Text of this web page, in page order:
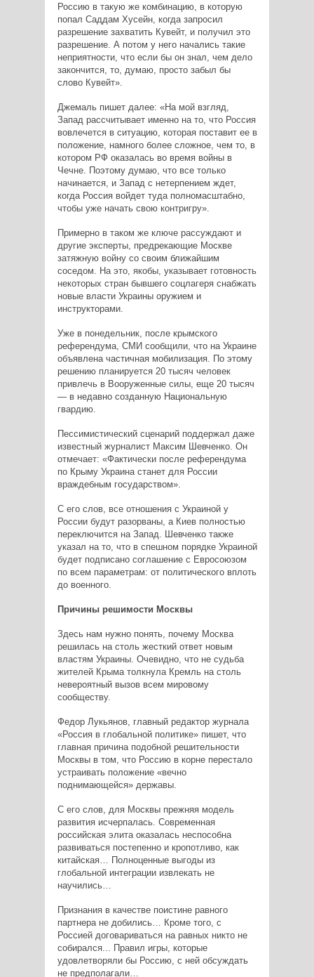
Россию в такую же комбинацию, в которую
попал Саддам Хусейн, когда запросил
разрешение захватить Кувейт, и получил это
разрешение. А потом у него начались такие
неприятности, что если бы он знал, чем дело
закончится, то, думаю, просто забыл бы
слово Кувейт».
Джемаль пишет далее: «На мой взгляд,
Запад рассчитывает именно на то, что Россия
вовлечется в ситуацию, которая поставит ее в
положение, намного более сложное, чем то, в
котором РФ оказалась во время войны в
Чечне. Поэтому думаю, что все только
начинается, и Запад с нетерпением ждет,
когда Россия войдет туда полномасштабно,
чтобы уже начать свою контригру».
Примерно в таком же ключе рассуждают и
другие эксперты, предрекающие Москве
затяжную войну со своим ближайшим
соседом. На это, якобы, указывает готовность
некоторых стран бывшего соцлагеря снабжать
новые власти Украины оружием и
инструкторами.
Уже в понедельник, после крымского
референдума, СМИ сообщили, что на Украине
объявлена частичная мобилизация. По этому
решению планируется 20 тысяч человек
привлечь в Вооруженные силы, еще 20 тысяч
— в недавно созданную Национальную
гвардию.
Пессимистический сценарий поддержал даже
известный журналист Максим Шевченко. Он
отмечает: «Фактически после референдума
по Крыму Украина станет для России
враждебным государством».
С его слов, все отношения с Украиной у
России будут разорваны, а Киев полностью
переключится на Запад. Шевченко также
указал на то, что в спешном порядке Украиной
будет подписано соглашение с Евросоюзом
по всем параметрам: от политического вплоть
до военного.
Причины решимости Москвы
Здесь нам нужно понять, почему Москва
решилась на столь жесткий ответ новым
властям Украины. Очевидно, что не судьба
жителей Крыма толкнула Кремль на столь
невероятный вызов всем мировому
сообществу.
Федор Лукьянов, главный редактор журнала
«Россия в глобальной политике» пишет, что
главная причина подобной решительности
Москвы в том, что Россию в корне перестало
устраивать положение «вечно
поднимающейся» державы.
С его слов, для Москвы прежняя модель
развития исчерпалась. Современная
российская элита оказалась неспособна
развиваться постепенно и кропотливо, как
китайская… Полноценные выгоды из
глобальной интеграции извлекать не
научились…
Признания в качестве поистине равного
партнера не добились… Кроме того, с
Россией договариваться на равных никто не
собирался... Правил игры, которые
удовлетворяли бы Россию, с ней обсуждать
не предполагали…